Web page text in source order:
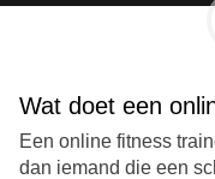
Wat doet een
Een online fitness
dan iemand die een